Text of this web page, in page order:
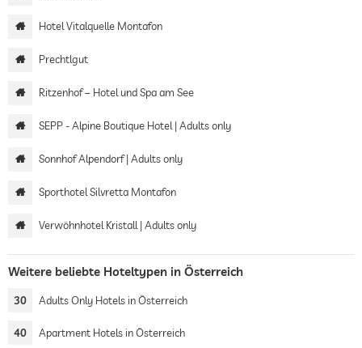
Hotel Vitalquelle Montafon
Prechtlgut
Ritzenhof – Hotel und Spa am See
SEPP - Alpine Boutique Hotel | Adults only
Sonnhof Alpendorf | Adults only
Sporthotel Silvretta Montafon
Verwöhnhotel Kristall | Adults only
Weitere beliebte Hoteltypen in Österreich
30 Adults Only Hotels in Österreich
40 Apartment Hotels in Österreich